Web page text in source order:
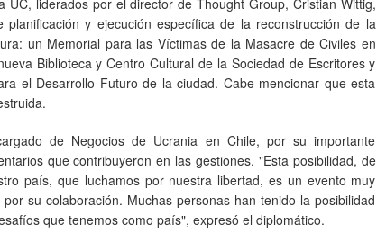
liderados por el director de Thought Group, Cristian Wittig,
y ejecución específica de la reconstrucción de la
un Memorial para las Víctimas de la Masacre de Civiles en
Biblioteca y Centro Cultural de la Sociedad de Escritores y
el Desarrollo Futuro de la ciudad. Cabe mencionar que esta
de Negocios de Ucrania en Chile, por su importante
que contribuyeron en las gestiones. "Esta posibilidad, de
país, que luchamos por nuestra libertad, es un evento muy
su colaboración. Muchas personas han tenido la posibilidad
que tenemos como país", expresó el diplomático.